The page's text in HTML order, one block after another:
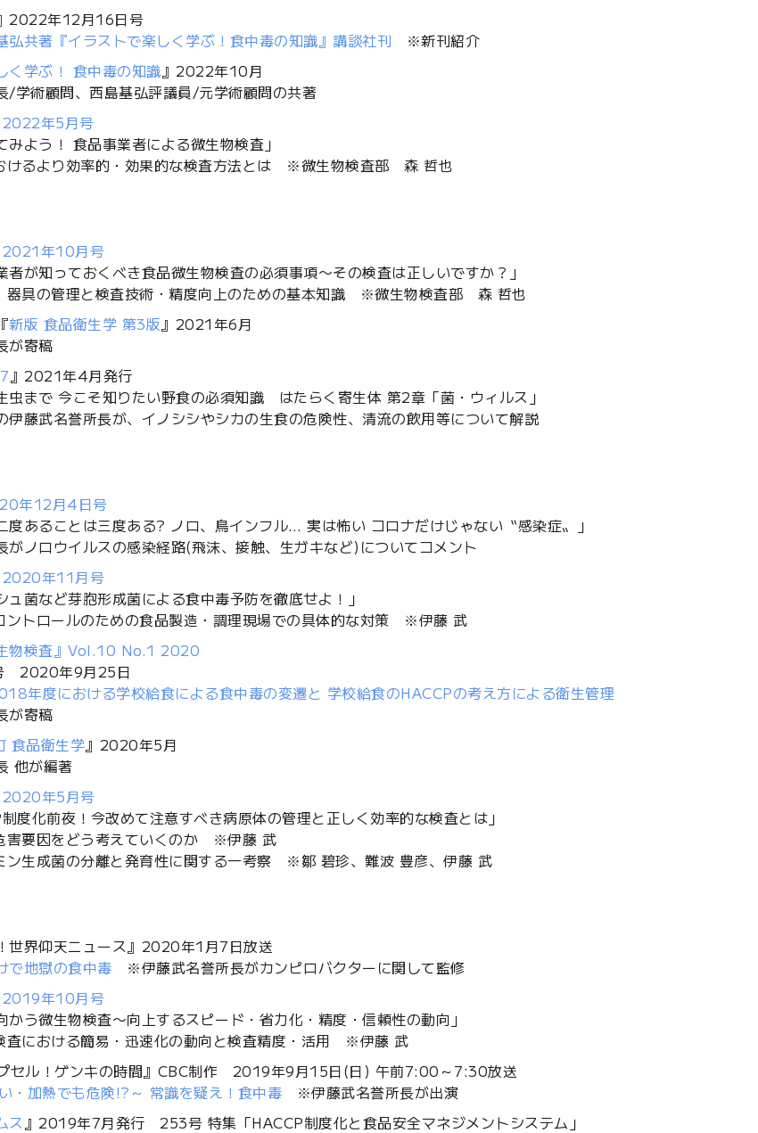
2022年12月16日号
弘共著『イラストで楽しく学ぶ！食中毒の知識』講談社刊 ※新刊紹介
く学ぶ！ 食中毒の知識 』2022年10月
/学術顧問、西島基弘評議員/元学術顧問の共著
2022年5月号
みよう！ 食品事業者による微生物検査」
けるより効率的・効果的な検査方法とは ※微生物検査部 森 哲也
2021年10月号
者が知っておくべき食品微生物検査の必須事項〜その検査は正しいですか？」
器具の管理と検査技術・精度向上のための基本知識 ※微生物検査部 森 哲也
新版 食品衛生学 第3版 』2021年6月
が寄稿
』2021年4月発行
虫まで 今こそ知りたい野食の必須知識 はたらく寄生体 第2章「菌・ウィルス」
藤武名誉所長が、イノシシやシカの生食の危険性、清流の飲用等について解説
年12月4日号
度あることは三度ある? ノロ、鳥インフル… 実は怖い コロナだけじゃない〝感染症〟」
ノロウイルスの感染経路(飛沫、接触、生ガキなど)についてコメント
2020年11月号
ュ菌など芽胞形成菌による食中毒予防を徹底せよ！」
ントロールのための食品製造・調理現場での具体的な対策 ※伊藤 武
物検査』Vol.10 No.1 2020
2020年9月25日
年度における学校給食による食中毒の変遷と 学校給食のHACCPの考え方による衛生管理
が寄稿
食品衛生学 』2020年5月
他が編著
2020年5月号
度化前夜！今改めて注意すべき病原体の管理と正しく効率的な検査とは」
害要因をどう考えていくのか ※伊藤 武
ン生成菌の分離と発育性に関する一考察 ※鄒 碧珍、難波 豊彦、伊藤 武
世界仰天ニュース』2020年1月7日放送
で地獄の食中毒 ※伊藤武名誉所長がカンピロバクターに関して監修
2019年10月号
かう微生物検査〜向上するスピード・省力化・精度・信頼性の動向」
査における簡易・迅速化の動向と検査精度・活用 ※伊藤 武
セル！ゲンキの時間』CBC制作 2019年9月15日(日) 午前7:00～7:30放送
・加熱でも危険!?～ 常識を疑え！食中毒 ※伊藤武名誉所長が出演
ス 』2019年7月発行 253号 特集「HACCP制度化と食品安全マネジメントシステム」